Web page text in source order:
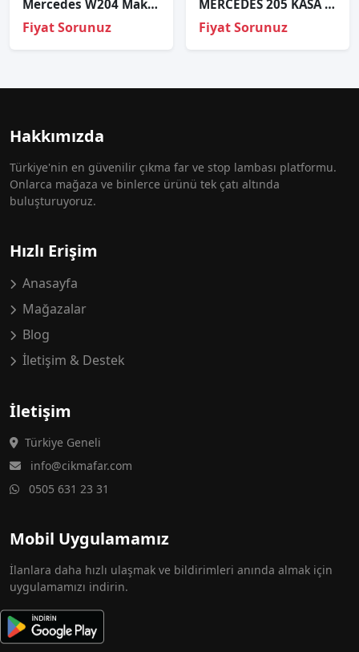
Mercedes W204 Makyajli Sol Far Cami
Fiyat Sorunuz
MERCEDES 205 KASA C180 C200 SOL STOP
Fiyat Sorunuz
Hakkımızda
Türkiye'nin en güvenilir çıkma far ve stop lambası platformu.
Onlarca mağaza ve binlerce ürünü tek çatı altında
buluşturuyoruz.
Hızlı Erişim
Anasayfa
Mağazalar
Blog
İletişim & Destek
İletişim
Türkiye Geneli
info@cikmafar.com
0505 631 23 31
Mobil Uygulamamız
İlanlara daha hızlı ulaşmak ve bildirimleri anında almak için
uygulamamızı indirin.